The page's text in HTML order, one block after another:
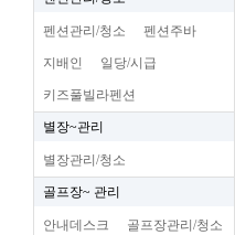
펜션관리/청소 펜션주바
지배인 일당/시급
키즈풀빌라펜션
별장~관리
별장관리/청소
골프장~ 관리
안내데스크 골프장관리/청소